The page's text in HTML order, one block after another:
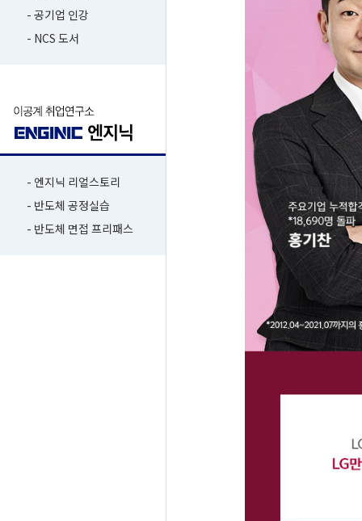
- 공기업 인강
- NCS 도서
- 엔지닉 리얼스토리
- 반도체 공정실습
- 반도체 면접 프리패스